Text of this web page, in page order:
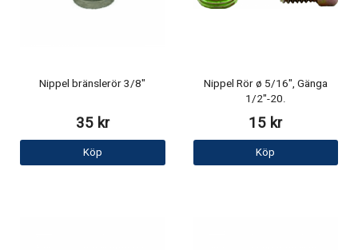
Nippel bränslerör 3/8"
35 kr
Köp
Nippel Rör ø 5/16", Gänga
1/2"-20.
15 kr
Köp